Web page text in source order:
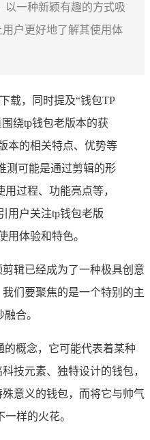
以一种新颖有趣的方式吸
户更好地了解其使用体
载，同时提及“钱包TP
绕tp钱包老版本的获
本的相关特点、优势等
测可能是通过剪辑的形
过程、功能亮点等，
用户关注tp钱包老版
用体验和特色。
辑已经成为了一种极具创意
们要聚焦的是一个特别的主
合。
的概念，它可能代表着某种
技元素、独特设计的钱包，
意义的钱包，而将它与帅气
样的火花。